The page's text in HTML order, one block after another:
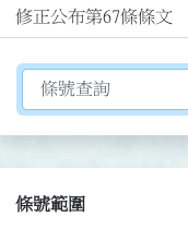
修正公布第67條條文
切換選擇法規資訊內容
條號範圍